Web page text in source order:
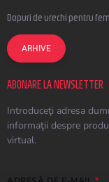
Dopuri de urechi pentru
ARHIVE
ABONARE LA NEWSLETTER
Introduceţi adresa
informaţii despre
virtual.